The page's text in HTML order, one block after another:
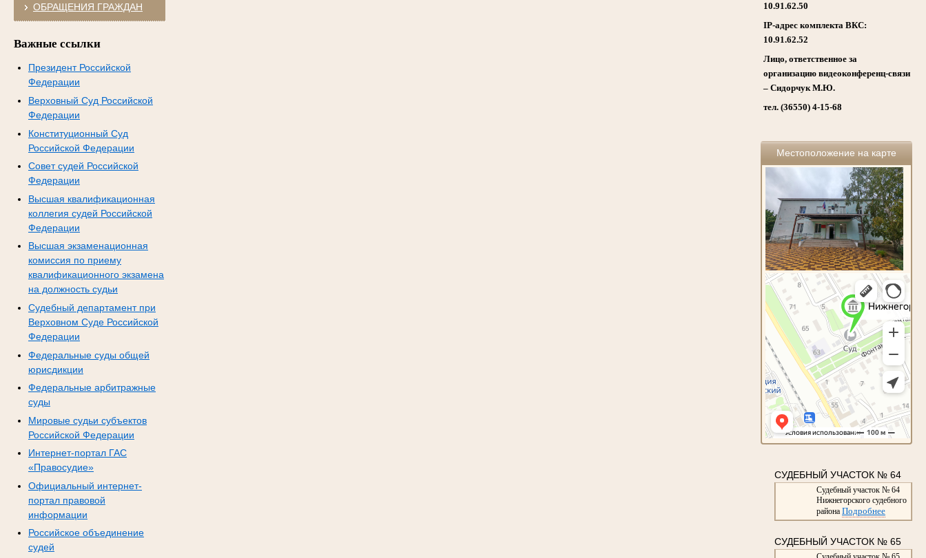
ОБРАЩЕНИЯ ГРАЖДАН
Важные ссылки
Президент Российской
Федерации
Верховный Суд Российской
Федерации
Конституционный Суд
Российской Федерации
Совет судей Российской
Федерации
Высшая квалификационная
коллегия судей Российской
Федерации
Высшая экзаменационная
комиссия по приему
квалификационного экзамена
на должность судьи
Судебный департамент при
Верховном Суде Российской
Федерации
Федеральные суды общей
юрисдикции
Федеральные арбитражные
суды
Мировые судьи субъектов
Российской Федерации
Интернет-портал ГАС
«Правосудие»
Официальный интернет-
портал правовой
информации
Российское объединение
судей
10.91.62.50
IP-адрес комплекта ВКС:
10.91.62.52
Лицо, ответственное за
организацию видеоконференц-связи
– Сидорчук М.Ю.
тел. (36550) 4-15-68
Местоположение на карте
СУДЕБНЫЙ УЧАСТОК № 64
Судебный участок № 64
Нижнегорского судебного
района Подробнее
СУДЕБНЫЙ УЧАСТОК № 65